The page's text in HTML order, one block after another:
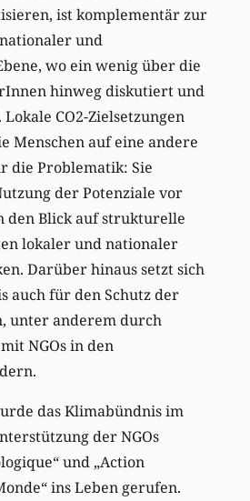
ist komplementär zur
und
wo ein wenig über die
hinweg diskutiert und
CO2-Zielsetzungen
Menschen auf eine andere
die Problematik: Sie
der Potenziale vor
den Blick auf strukturelle
lokaler und nationaler
Darüber hinaus setzt sich
auch für den Schutz der
unter anderem durch
NGOs in den
das Klimabündnis im
der NGOs
und „Action
ins Leben gerufen.